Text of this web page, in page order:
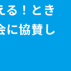
る！とき
に協賛し